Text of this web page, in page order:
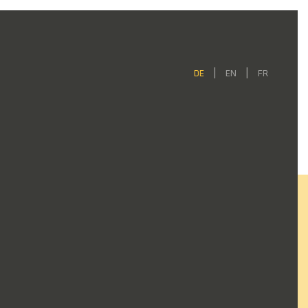
DE EN FR